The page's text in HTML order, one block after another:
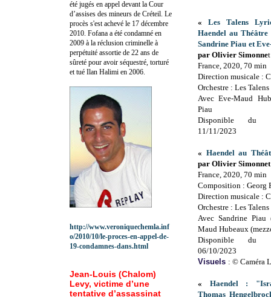
« Les Talens
Haendel au Théâtre
Sandrine Piau et
par Olivier Simonne
France, 2020, 70 min
Direction musicale :
Orchestre : Les
Avec Eve-Maud
Piau
Disponible du
11/11/2023
« Haendel au
par Olivier Simonnet
France, 2020, 70 min
Composition : Georg
Direction musicale :
Orchestre : Les
Avec Sandrine Piau
Maud Hubeaux
Disponible du
06/10/2023
Visuels : © Caméra
« Haendel :
Thomas
été jugés en appel devant la Cour
d’assises des mineurs de Créteil. Le
procès s'est achevé le 17 décembre
2010. Fofana a été condamné en
2009 à la réclusion criminelle à
perpétuité assortie de 22 ans de
sûreté pour avoir séquestré, torturé
et tué Ilan Halimi en 2006.
http://www.veroniquechemla.inf
o/2010/10/le-proces-en-appel-de-
19-condamnes-dans.html
Jean-Louis (Chalom)
Levy, victime d’une
tentative d’assassinat